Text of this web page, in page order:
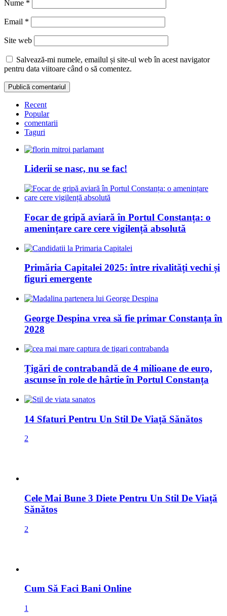
Nume *
Email *
Site web
Salvează-mi numele, emailul și site-ul web în acest navigator
pentru data viitoare când o să comentez.
Recent
Popular
comentarii
Taguri
Liderii se nasc, nu se fac!
Focar de gripă aviară în Portul Constanța: o
amenințare care cere vigilență absolută
Primăria Capitalei 2025: între rivalități vechi și
figuri emergente
George Despina vrea să fie primar Constanța în
2028
Țigări de contrabandă de 4 milioane de euro,
ascunse în role de hârtie în Portul Constanța
14 Sfaturi Pentru Un Stil De Viață Sănătos
2
Cele Mai Bune 3 Diete Pentru Un Stil De Viață
Sănătos
2
Cum Să Faci Bani Online
1